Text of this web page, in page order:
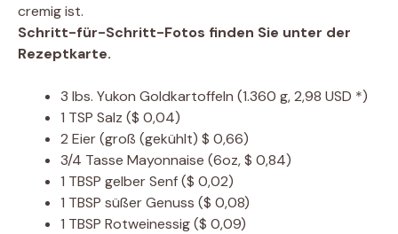
cremig ist.
Schritt-für-Schritt-Fotos finden Sie unter der
Rezeptkarte.
3 lbs. Yukon Goldkartoffeln (1.360 g, 2,98 USD *)
1 TSP Salz ($ 0,04)
2 Eier(groß (gekühlt) $ 0,66)
3/4 Tasse Mayonnaise (6oz, $ 0,84)
1 TBSP gelber Senf($ 0,02)
1 TBSP süßer Genuss ($ 0,08)
1 TBSP Rotweinessig($ 0,09)